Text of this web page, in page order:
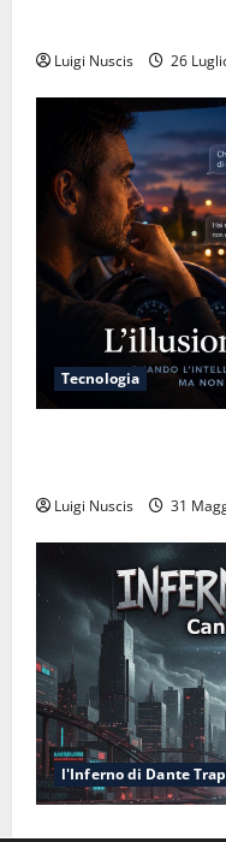
Luigi Nuscis 26
Tecnologia
Luigi Nuscis 31
l'Inferno di Dante Trap